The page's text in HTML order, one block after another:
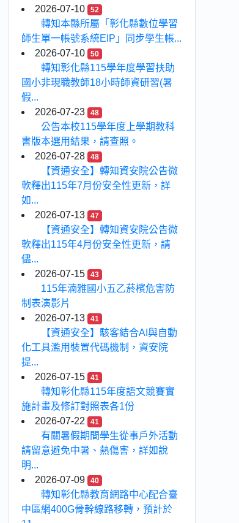
2026-07-10
52
轉知本縣所屬「彰化縣數位學習
師生單一帳號系統EIP」同步學生帳...
2026-07-10
50
轉知彰化縣115學年度學習扶助
國小非現職教師18小時師資研習(暑
假...
2026-07-23
48
公告本校115學年度上學期教科
書版本選用結果，請查照。
2026-07-28
48
【資通安全】轉知資安院公告微
軟釋出115年7月份安全性更新，詳
如...
2026-07-13
47
【資通安全】轉知資安院公告微
軟釋出115年4月份安全性更新，請
儘...
2026-07-15
43
115年湳雅國小五乙菸檳危害防
制表演影片
2026-07-13
41
【資通安全】駭客結合AI與自動
化工具濫用裝置代碼機制，資安院
提...
2026-07-15
41
轉知彰化縣115年度語文競賽實
施計畫及修訂對照表各1份
2026-07-22
41
有關暑假期間學生從事戶外活動
請留意避免中暑、熱傷害，詳如說
明...
2026-07-09
40
轉知彰化縣教育網路中心配合臺
中區網400G骨幹線路移轉，預計於